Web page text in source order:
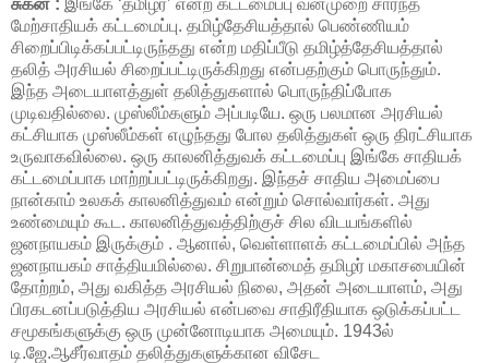
மேற்சாதியக் கட்டமைப்பு. தமிழ்தேசியத்தால் பெண்ணியம்
சிறைப்பிடிக்கப்பட்டிருந்தது என்ற மதிப்பீடு தமிழ்த்தேசியத்தால்
தலித் அரசியல் சிறைப்பட்டிருக்கிறது என்பதற்கும் பொருந்தும்.
இந்த அடையாளத்துள் தலித்துகளால் பொருந்திப்போக
முடிவதில்லை. முஸ்லீம்களும் அப்படியே. ஒரு பலமான அரசியல்
கட்சியாக முஸ்லீம்கள் எழுந்தது போல தலித்துகள் ஒரு திரட்சியாக
உருவாகவில்லை. ஒரு காலனித்துவக் கட்டமைப்பு இங்கே சாதியக்
கட்டமைப்பாக மாற்றப்பட்டிருக்கிறது. இந்தச் சாதிய அமைப்பை
நான்காம் உலகக் காலனித்துவம் என்றும் சொல்வார்கள். அது
உண்மையும் கூட. காலனித்துவத்திற்குச் சில விடயங்களில்
ஜனநாயகம் இருக்கும் . ஆனால், வெள்ளாளக் கட்டமைப்பில் அந்த
ஜனநாயகம் சாத்தியமில்லை. சிறுபான்மைத் தமிழர் மகாசபையின்
தோற்றம், அது வகித்த அரசியல் நிலை, அதன் அடையாளம், அது
பிரகடனப்படுத்திய அரசியல் என்பவை சாதிரீதியாக ஒடுக்கப்பட்ட
சமூகங்களுக்கு ஒரு முன்னோடியாக அமையும். 1943ல்
டி.ஜே.ஆசீர்வாதம் தலித்துகளுக்கான விசேட